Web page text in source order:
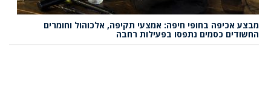
מבצע אכיפה בחופי חיפה: אמצעי תקיפה, אלכוהול וחומרים
החשודים כסמים נתפסו בפעילות רחבה